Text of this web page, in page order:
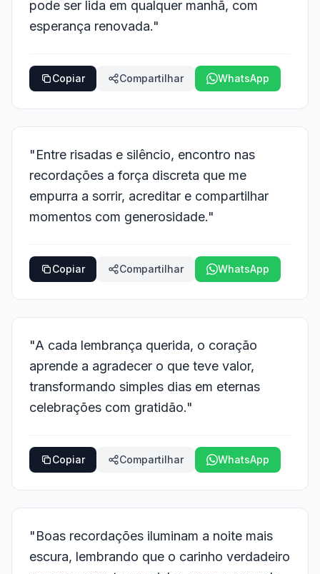
pode ser lida em qualquer manhã, com
esperança renovada."
Copiar Compartilhar WhatsApp
"Entre risadas e silêncio, encontro nas
recordações a força discreta que me
empurra a sorrir, acreditar e compartilhar
momentos com generosidade."
Copiar Compartilhar WhatsApp
"A cada lembrança querida, o coração
aprende a agradecer o que teve valor,
transformando simples dias em eternas
celebrações com gratidão."
Copiar Compartilhar WhatsApp
"Boas recordações iluminam a noite mais
escura, lembrando que o carinho verdadeiro